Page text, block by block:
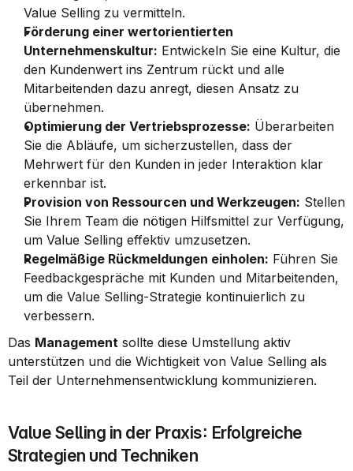
Value Selling zu vermitteln.
Förderung einer wertorientierten
Unternehmenskultur: Entwickeln Sie eine Kultur, die
den Kundenwert ins Zentrum rückt und alle
Mitarbeitenden dazu anregt, diesen Ansatz zu
übernehmen.
Optimierung der Vertriebsprozesse: Überarbeiten
Sie die Abläufe, um sicherzustellen, dass der
Mehrwert für den Kunden in jeder Interaktion klar
erkennbar ist.
Provision von Ressourcen und Werkzeugen: Stellen
Sie Ihrem Team die nötigen Hilfsmittel zur Verfügung,
um Value Selling effektiv umzusetzen.
Regelmäßige Rückmeldungen einholen: Führen Sie
Feedbackgespräche mit Kunden und Mitarbeitenden,
um die Value Selling-Strategie kontinuierlich zu
verbessern.
Das Management sollte diese Umstellung aktiv
unterstützen und die Wichtigkeit von Value Selling als
Teil der Unternehmensentwicklung kommunizieren.
Value Selling in der Praxis: Erfolgreiche
Strategien und Techniken